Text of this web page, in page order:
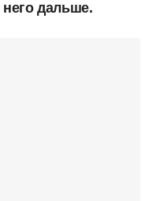
дальше.